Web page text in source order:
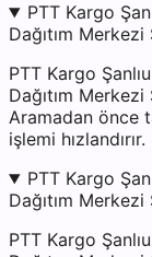
PTT Kargo
Dağıtım
PTT Kargo
Dağıtım
Aramadan önce
işlemi hızlandırır.
PTT Kargo
Dağıtım
PTT Kargo